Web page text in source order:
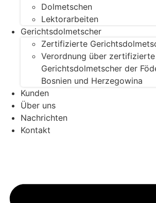
Dolmetschen
Lektorarbeiten
Gerichtsdolmetscher
Zertifizierte
Verordnung über zertifizierte
Gerichtsdolmetscher der
Bosnien und Herzegowina
Kunden
Über uns
Nachrichten
Kontakt